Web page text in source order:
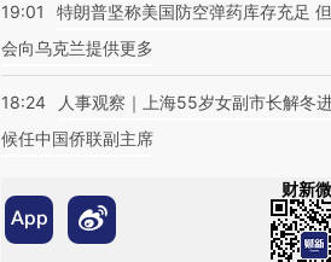
19:01
特朗普坚称美国防空弹药库存充足
会向乌克兰提供更多
18:24
人事观察｜上海55岁女副市长解冬
候任中国侨联副主席
财新